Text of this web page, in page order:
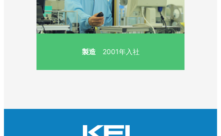
製造2001年入社